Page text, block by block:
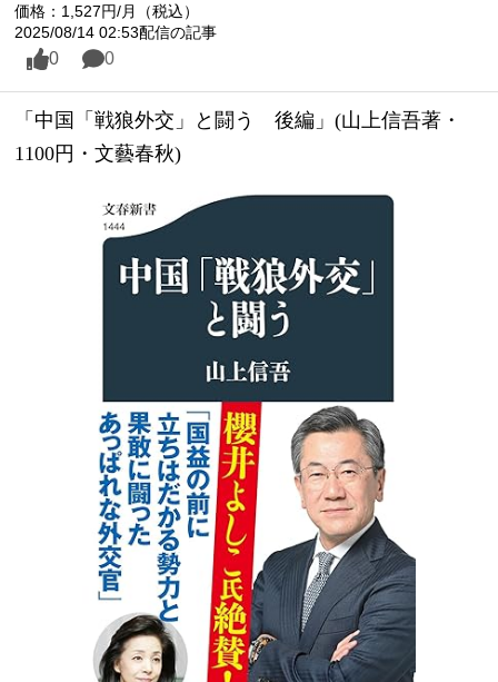
価格：1,527円/月（税込）
2025/08/14 02:53配信の記事
0 0
「中国「戦狼外交」と闘う　後編」(山上信吾著・
1100円・文藝春秋)